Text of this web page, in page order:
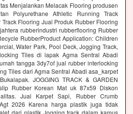
Menjalankan Melacak Flooring produsen
Polyurethane Athletic Running Track
Flooring Jual Produk Rubber Flooring
rubberindustri rubberflooring Rubber
RubberProduct Application: Children
Water Park, Pool Deck, Jogging Track,
Tiles di lapak Agma Sentral Abadi
tangga 3dy7of jual rubber interlocking
Tiles dari Agma Sentral Abadi asa_karpet
JOGGING TRACK & GARDEN
Rubber Korean Mat uk 87x59 Diskon
Jual Karpet Sapi, Rubber Crumb
2026 Karena harga plastik juga tidak